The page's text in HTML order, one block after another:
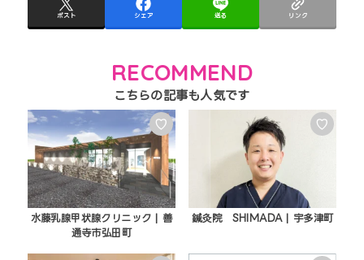
ポスト シェア 送る リンク
RECOMMEND
♡
水藤乳腺甲状腺クリニック | 善
通寺市弘田町
♡
鍼灸院 SHIMADA | 宇多津町